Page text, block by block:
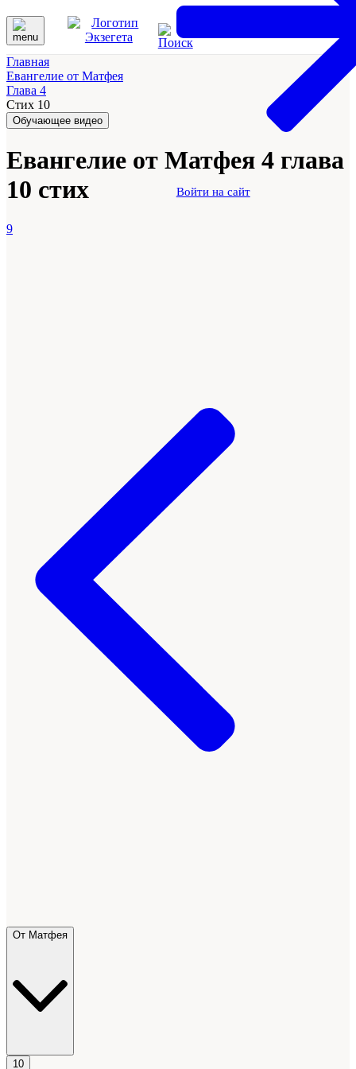
Войти на сайт
Главная
Евангелие от Матфея
Глава 4
Стих 10
Обучающее видео
Евангелие от Матфея 4 глава
10 стих
9
От Матфея
10